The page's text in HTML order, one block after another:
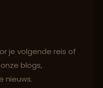
reisadvies
je volgende reis of
blogs,
nieuws.